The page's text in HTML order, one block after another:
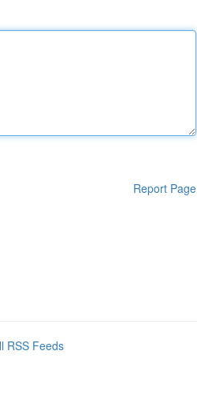
Report Page
RSS Feeds